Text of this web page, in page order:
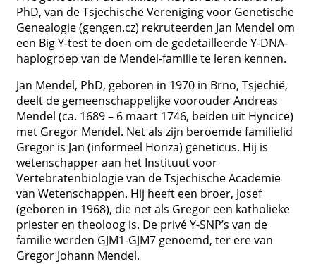
PhD, van de Tsjechische Vereniging voor Genetische
Genealogie (gengen.cz) rekruteerden Jan Mendel om
een ​​Big Y-test te doen om de gedetailleerde Y-DNA-
haplogroep van de Mendel-familie te leren kennen.
Jan Mendel, PhD, geboren in 1970 in Brno, Tsjechië,
deelt de gemeenschappelijke voorouder Andreas
Mendel (ca. 1689 – 6 maart 1746, beiden uit Hyncice)
met Gregor Mendel. Net als zijn beroemde familielid
Gregor is Jan (informeel Honza) geneticus. Hij is
wetenschapper aan het Instituut voor
Vertebratenbiologie van de Tsjechische Academie
van Wetenschappen. Hij heeft een broer, Josef
(geboren in 1968), die net als Gregor een katholieke
priester en theoloog is. De privé Y-SNP’s van de
familie werden GJM1-GJM7 genoemd, ter ere van
Gregor Johann Mendel.